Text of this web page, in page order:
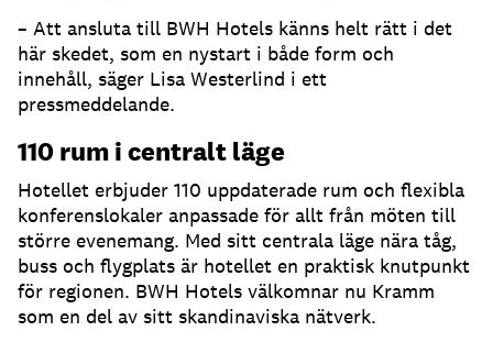
– Att ansluta till BWH Hotels känns helt rätt i det
här skedet, som en nystart i både form och
innehåll, säger Lisa Westerlind i ett
pressmeddelande.
110 rum i centralt läge
Hotellet erbjuder 110 uppdaterade rum och flexibla
konferenslokaler anpassade för allt från möten till
större evenemang. Med sitt centrala läge nära tåg,
buss och flygplats är hotellet en praktisk knutpunkt
för regionen. BWH Hotels välkomnar nu Kramm
som en del av sitt skandinaviska nätverk.